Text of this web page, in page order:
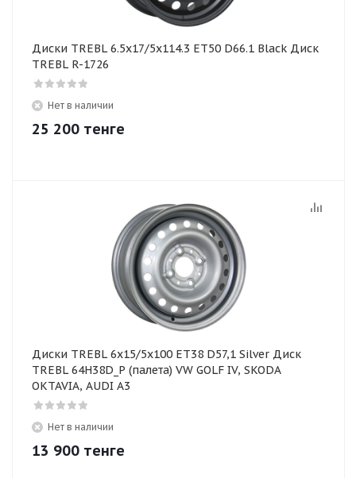
Диски TREBL 6.5x17/5x114.3 ET50 D66.1 Black Диск
TREBL R-1726
Нет в наличии
25 200 тенге
Диски TREBL 6х15/5х100 ЕТ38 D57,1 Silver Диск
TREBL 64H38D_P (палета) VW GOLF IV, SKODA
OKTAVIA, AUDI A3
Нет в наличии
13 900 тенге